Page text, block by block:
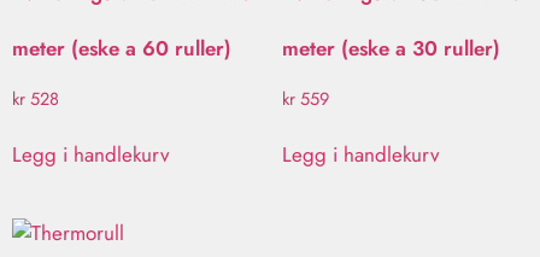
meter (eske a 60 ruller)
kr528
Legg i handlekurv
meter (eske a 30 ruller)
kr559
Legg i handlekurv